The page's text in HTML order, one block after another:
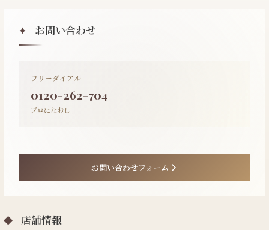
✦ お問い合わせ
フリーダイアル
0120-262-704
プロになおし
お問い合わせフォーム
◆ 店舗情報